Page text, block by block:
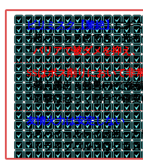
ビリミスク【黎絶】にギ
└超バランスにでき、光
└バリアで被ダメを抑え
SSはボス削りにおいて非
└弱点露出＆効果UPで後
└追撃は恐らく割合で確
友情火力は安定しない
└スパイラルレイは狙っ
└トライブパルスはクエ